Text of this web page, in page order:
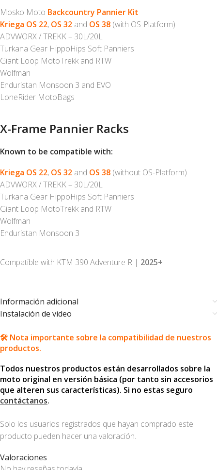
Mosko Moto Backcountry Pannier Kit
Kriega OS 22, OS 32 and OS 38 (with OS-Platform)
ADVWORX / TREKK – 30L/20L
Turkana Gear HippoHips Soft Panniers
Giant Loop MotoTrekk and RTW
Wolfman
Enduristan Monsoon 3 and EVO
LoneRider MotoBags
X-Frame Pannier Racks
Known to be compatible with:
Kriega OS 22, OS 32 and OS 38 (without OS-Platform)
ADVWORX / TREKK – 30L/20L
Turkana Gear HippoHips Soft Panniers
Giant Loop MotoTrekk and RTW
Wolfman
Enduristan Monsoon 3
Compatible with KTM 390 Adventure R | 2025+
Información adicional
Instalación de video
🛠️ Nota importante sobre la compatibilidad de nuestros
productos.
Todos nuestros productos están desarrollados sobre la
moto original en versión básica (por tanto sin accesorios
que alteren sus características). Si no estas seguro
contáctanos.
Valoraciones
Solo los usuarios registrados que hayan comprado este
producto pueden hacer una valoración.